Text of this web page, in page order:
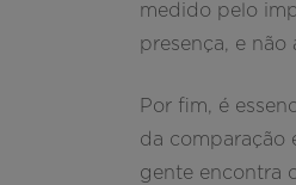
medido pelo
presença, e não
Por fim, é
da comparação
gente encontra